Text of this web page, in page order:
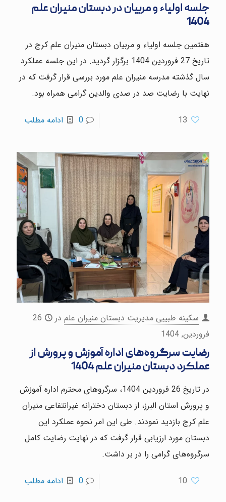
جلسه اولیاء و مربیان در دبستان منیران علم
1404
هفتمین جلسه اولیاء و مربیان دبستان منیران علم کرج در
تاریخ 27 فروردین 1404 برگزار گردید. در این جلسه عملکرد
سال گذشته مدرسه منیران علم مورد بررسی قرار گرفت که در
نهایت با رضایت صد در صدی والدین گرامی همراه بود.
13
0 ادامه مطلب
سکینه طبیبی مدیریت دبستان منیران علم در
26
فروردین, 1404
رضایت سرگروه‌های اداره آموزش و پرورش از
عملکرد دبستان منیران علم 1404
در تاریخ 26 فروردین 1404، سرگرو‌های محترم اداره آموزش
و پرورش استان البرز، از دبستان دخترانه غیرانتفاعی منیران
علم کرج بازدید نمودند. طی این امر نحوه عملکرد این
دبستان مورد ارزیابی قرار گرفت که در نهایت رضایت کامل
سرگروه‌های گرامی را در بر داشت.
10
0 ادامه مطلب